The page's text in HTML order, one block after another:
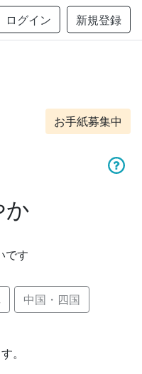
ログイン 新規登録
お手紙募集中
か
です
中国・四国
。